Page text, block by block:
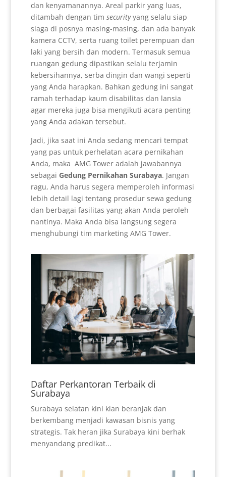
dan kenyamanannya. Areal parkir yang luas,
ditambah dengan tim securityyang selalu siap
siaga di posnya masing-masing, dan ada banyak
kamera CCTV, serta ruang toilet perempuan dan
laki yang bersih dan modern. Termasuk semua
ruangan gedung dipastikan selalu terjamin
kebersihannya, serba dingin dan wangi seperti
yang Anda harapkan. Bahkan gedung ini sangat
ramah terhadap kaum disabilitas dan lansia
agar mereka juga bisa mengikuti acara penting
yang Anda adakan tersebut.
Jadi, jika saat ini Anda sedang mencari tempat
yang pas untuk perhelatan acara pernikahan
Anda, maka AMG Tower adalah jawabannya
sebagai Gedung Pernikahan Surabaya. Jangan
ragu, Anda harus segera memperoleh informasi
lebih detail lagi tentang prosedur sewa gedung
dan berbagai fasilitas yang akan Anda peroleh
nantinya. Maka Anda bisa langsung segera
menghubungi tim marketing AMG Tower.
Daftar Perkantoran Terbaik di
Surabaya
Surabaya selatan kini kian beranjak dan
berkembang menjadi kawasan bisnis yang
strategis. Tak heran jika Surabaya kini berhak
menyandang predikat...